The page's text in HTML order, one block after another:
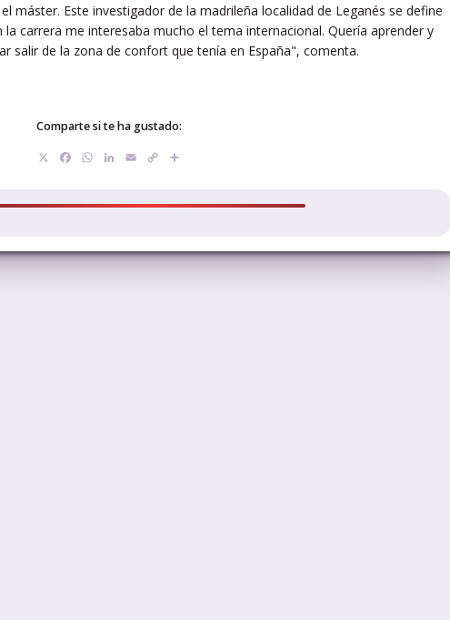
máster. Este investigador de la madrileña localidad de Leganés se define
carrera me interesaba mucho el tema internacional. Quería aprender y
salir de la zona de confort que tenía en España", comenta.
Comparte si te ha gustado:
Facebook
WhatsApp
LinkedIn
EmailCopy